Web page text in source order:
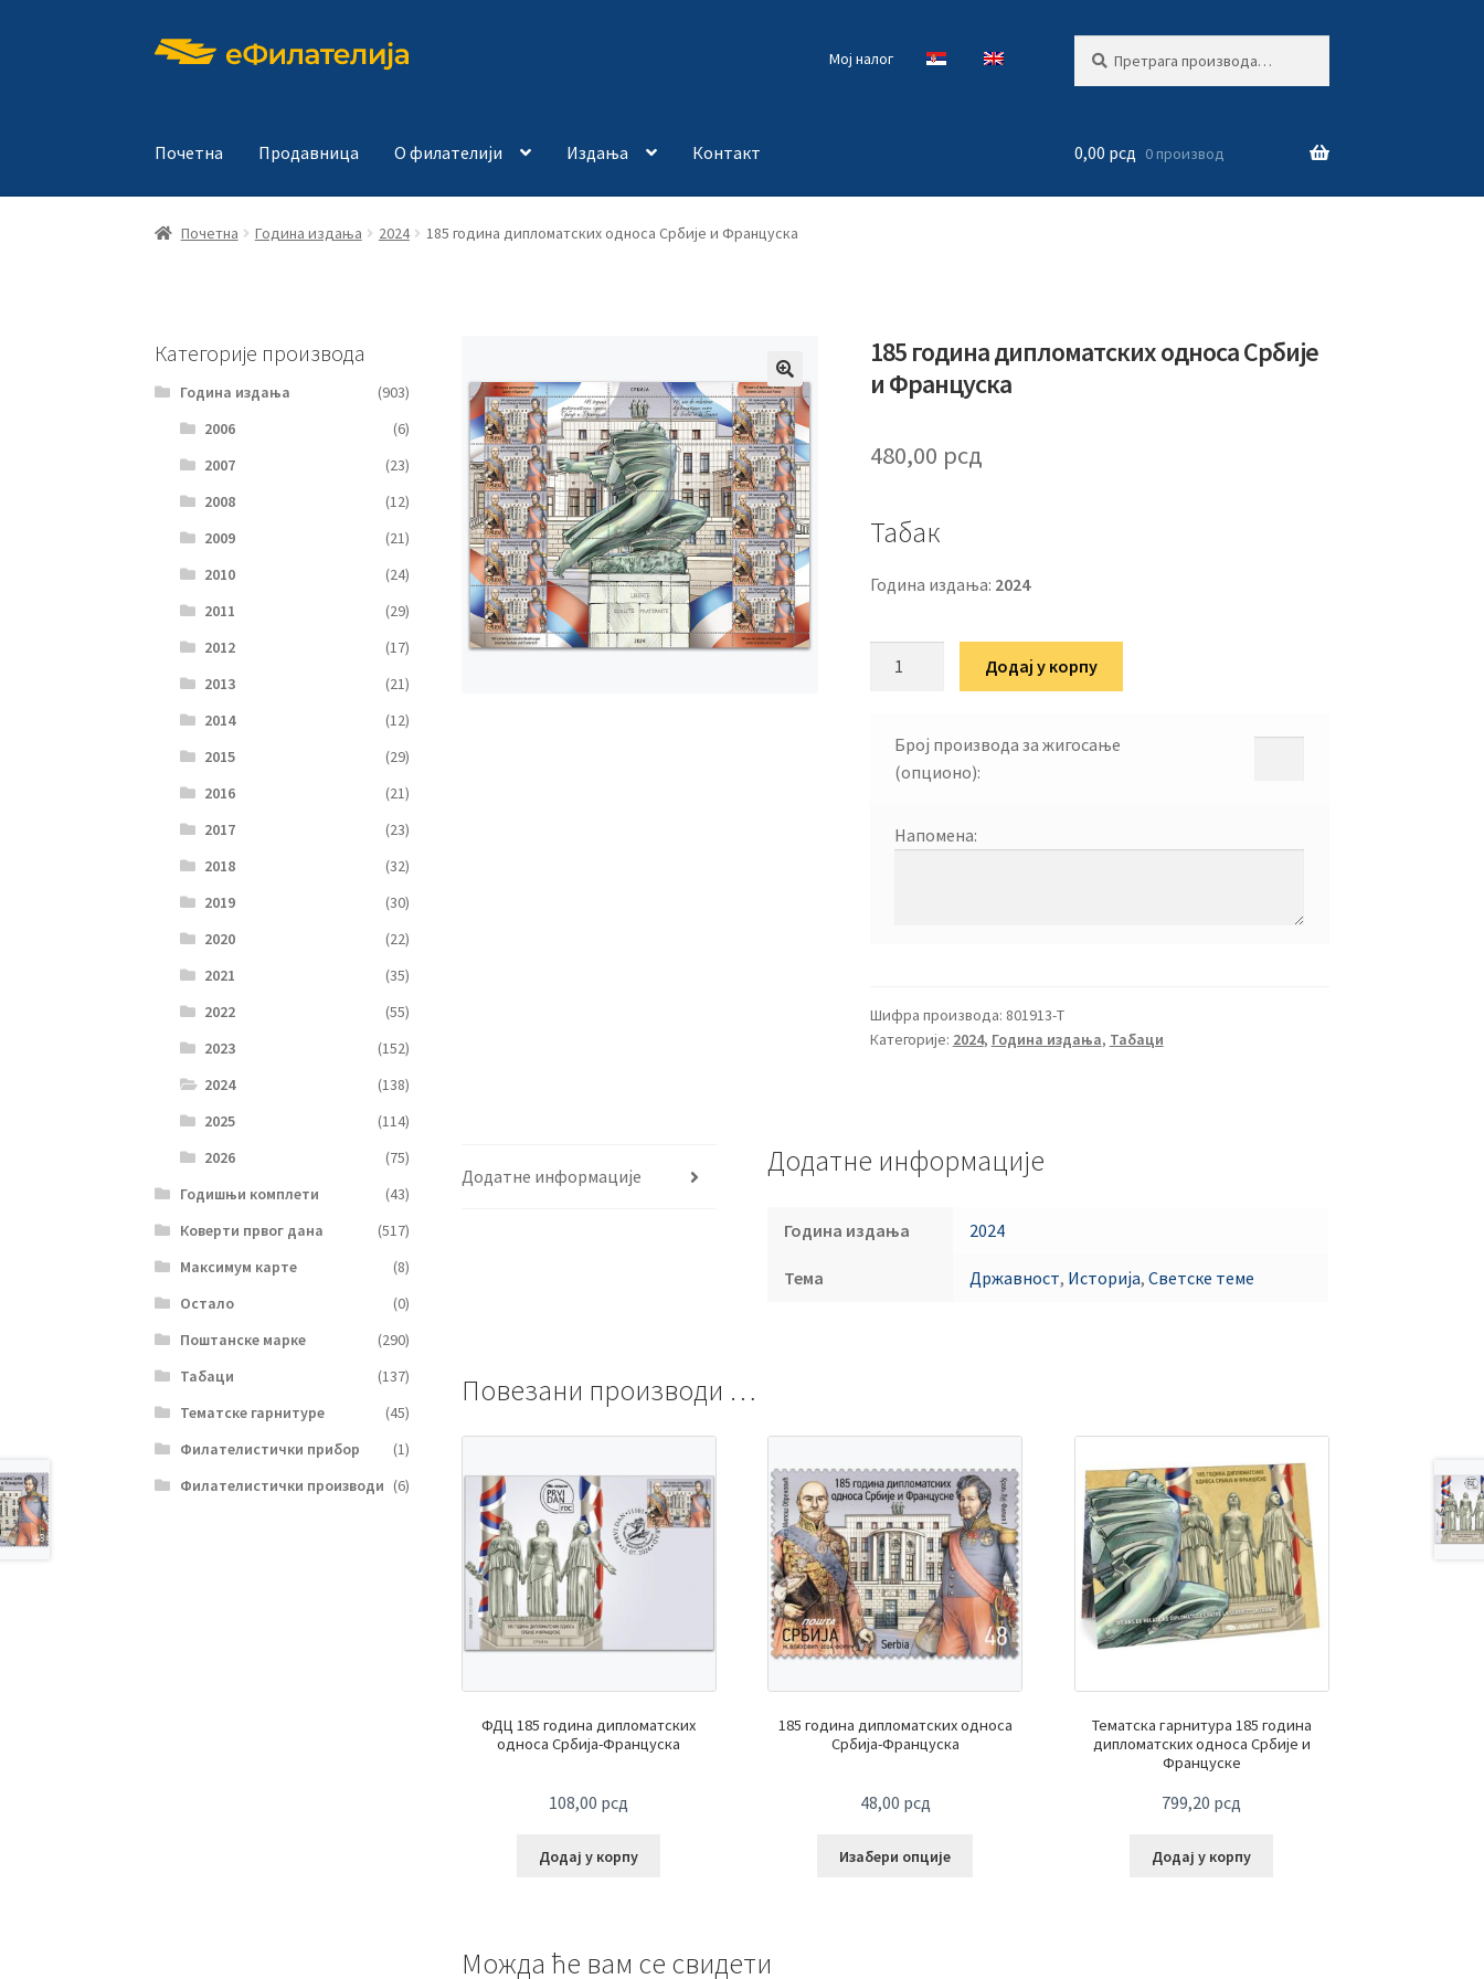
Прескочи
Скочи
Мој налог
Почетна Продавница О филателији Издања Контакт 0,00 рсд 0 производ
Почетна Година издања 2024 185 година дипломатских односа Србије и Француска
🔍
185 година дипломатских односа Србије
и Француска
480,00 рсд
Табак
Година издања: 2024
односа
Србије
количина
Додај у корпу
Број производа за жигосање
(опционо):
Напомена:
Шифра производа: 801913-Т
Категорије: 2024, Година издања, Табаци
Додатне информације Додатне информације
Година издања 2024
Тема Државност, Историја, Светске теме
Повезани производи …
ФДЦ 185 година дипломатских
односа Србија-Француска
108,00 рсд
Додај у корпу
185 година дипломатских односа
Србија-Француска
48,00 рсд
Изабери опције
Тематска гарнитура 185 година
дипломатских односа Србије и
Француске
799,20 рсд
Додај у корпу
Можда ће вам се свидети
Категорије производа
Година издања
(903)
2006
(6)
2007
(23)
2008
(12)
2009
(21)
2010
(24)
2011
(29)
2012
(17)
2013
(21)
2014
(12)
2015
(29)
2016
(21)
2017
(23)
2018
(32)
2019
(30)
2020
(22)
2021
(35)
2022
(55)
2023
(152)
2024
(138)
2025
(114)
2026
(75)
Годишњи комплети
(43)
Коверти првог дана
(517)
Максимум карте
(8)
Остало
(0)
Поштанске марке
(290)
Табаци
(137)
Тематске гарнитуре
(45)
Филателистички прибор
(1)
Филателистички производи (6)